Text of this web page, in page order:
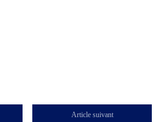
Article suivant